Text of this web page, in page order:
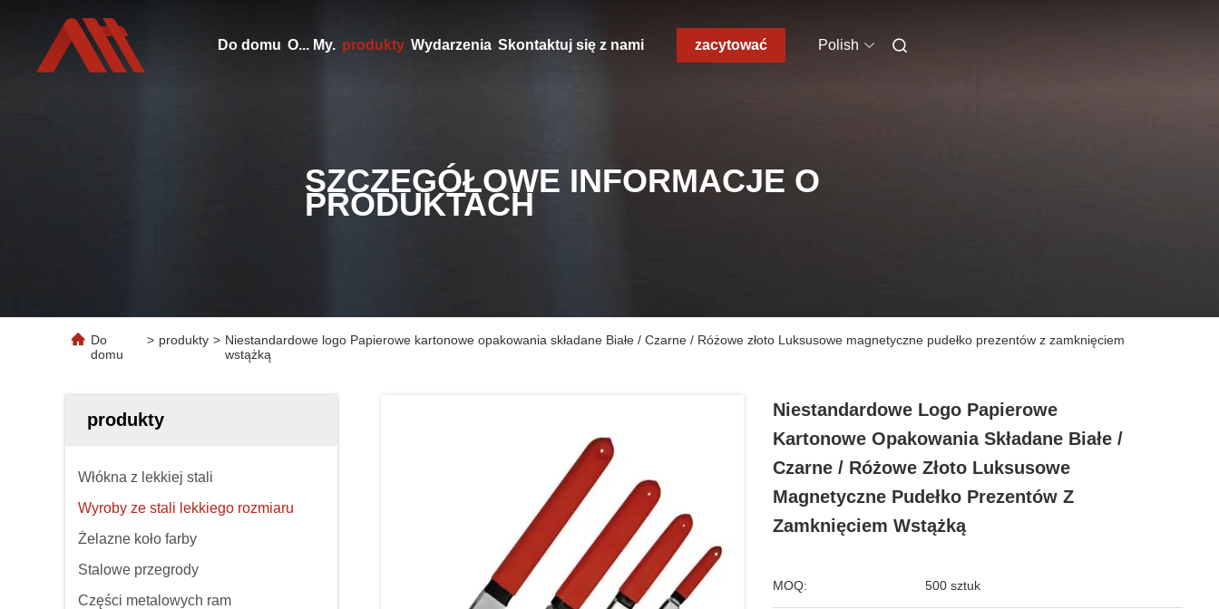
Do domu O... My. produkty Wydarzenia Skontaktuj się z nami zacytować Polish
SZCZEGÓŁOWE INFORMACJE O
PRODUKTACH
Do
domu
> produkty > Niestandardowe logo Papierowe kartonowe opakowania składane Białe / Czarne / Różowe złoto Luksusowe magnetyczne pudełko prezentów z zamknięciem
wstążką
produkty
Włókna z lekkiej stali
Wyroby ze stali lekkiego rozmiaru
Żelazne koło farby
Stalowe przegrody
Części metalowych ram
Niestandardowe Logo Papierowe
Kartonowe Opakowania Składane Białe /
Czarne / Różowe Złoto Luksusowe
Magnetyczne Pudełko Prezentów Z
Zamknięciem Wstążką
MOQ: 500 sztuk